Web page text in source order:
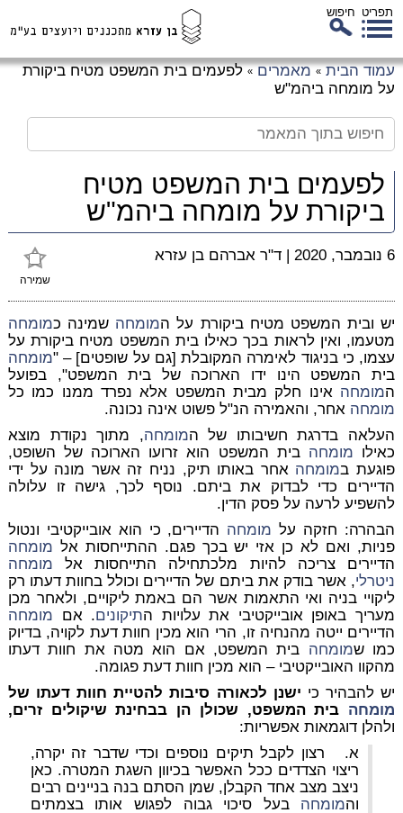
תפריט חיפוש
עמוד הבית » מאמרים » לפעמים בית המשפט מטיח ביקורת
על מומחה ביהמ"ש
לפעמים בית המשפט מטיח
ביקורת על מומחה ביהמ"ש
שמירה
6 נובמבר, 2020 | ד"ר אברהם בן עזרא
יש ובית המשפט מטיח ביקורת על המומחה שמינה כמומחה
מטעמו, ואין לראות בכך כאילו בית המשפט מטיח ביקורת על
עצמו, כי בניגוד לאימרה המקובלת [גם על שופטים] – "מומחה
בית המשפט הינו ידו הארוכה של בית המשפט", בפועל
המומחה אינו חלק מבית המשפט אלא נפרד ממנו כמו כל
מומחה אחר, והאמירה הנ"ל פשוט אינה נכונה.
העלאה בדרגת חשיבותו של המומחה, מתוך נקודת מוצא
כאילו מומחה בית המשפט הוא זרועו הארוכה של השופט,
פוגעת במומחה אחר באותו תיק, נניח זה אשר מונה על ידי
הדיירים כדי לבדוק את ביתם. נוסף לכך, גישה זו עלולה
להשפיע לרעה על פסק הדין.
הבהרה: חזקה על מומחה הדיירים, כי הוא אובייקטיבי ונטול
פניות, ואם לא כן אזי יש בכך פגם. ההתייחסות אל מומחה
הדיירים צריכה להיות מלכתחילה התייחסות אל מומחה
ניטרלי, אשר בודק את ביתם של הדיירים וכולל בחוות דעתו רק
ליקויי בניה ואי התאמות אשר הם באמת ליקויים, ולאחר מכן
מעריך באופן אובייקטיבי את עלויות התיקונים. אם מומחה
הדיירים ייטה מהנחיה זו, הרי הוא מכין חוות דעת לקויה, בדיוק
כמו שמומחה בית המשפט, אם הוא מטה את חוות דעתו
מהקוו האובייקטיבי – הוא מכין חוות דעת פגומה.
יש להבהיר כי ישנן לכאורה סיבות להטיית חוות דעתו של
מומחה בית המשפט, שכולן הן בבחינת שיקולים זרים,
ולהלן דוגמאות אפשריות:
א. רצון לקבל תיקים נוספים וכדי שדבר זה יקרה,
ריצוי הצדדים ככל האפשר בכיוון השגת המטרה. כאן
ניצב מצב אחד הקבלן, שמן הסתם בנה בניינים רבים
והמומחה בעל סיכוי גבוה לפגוש אותו בצמתים